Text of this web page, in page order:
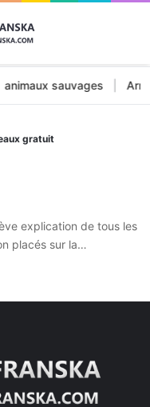
animaux sauvages |
gratuit
explication de tous les
placés sur la…